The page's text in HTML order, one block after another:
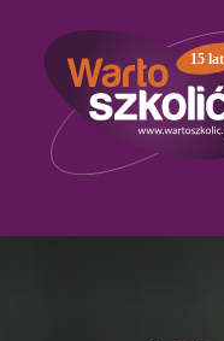
15 lat